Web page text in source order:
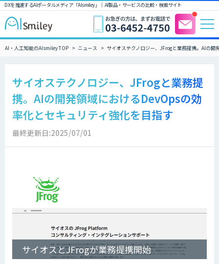
DXを推進するAIポータルメディア「AIsmiley」｜ AI製品・サービスの比較・検索サイト
AI・人工知能のAIsmiley TOP ニュース サイオステクノロジー、JFrogと業務提携。AIの
サイオステクノロジー、JFrogと業務提
携。AIの開発領域におけるDevOpsの効
率化とセキュリティ強化を目指す
最終更新日:2025/07/01
サイオスとJFrogが業務提携開始